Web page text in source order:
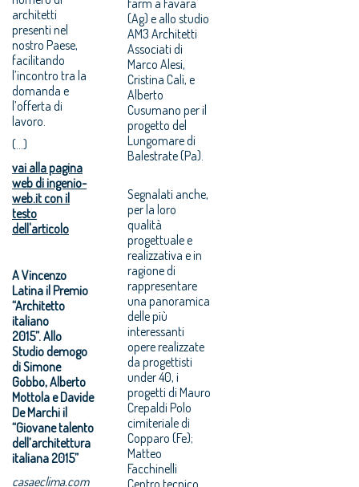
architetti
presenti nel
nostro Paese,
facilitando
l’incontro tra la
domanda e
l’offerta di
lavoro.
(...)
vai alla pagina
web di ingenio-
web.it con il
testo
dell'articolo
A Vincenzo
Latina il Premio
“Architetto
italiano
2015”.Allo
Studio demogo
di Simone
Gobbo, Alberto
Mottola e Davide
De Marchi il
“Giovane talento
dell’architettura
italiana 2015”
casaeclima.com
(Ag) e allo studio
AM3 Architetti
Associati di
Marco Alesi,
Cristina Calì, e
Alberto
Cusumano per il
progetto del
Lungomare di
Balestrate (Pa).
Segnalati anche,
per la loro
qualità
progettuale e
realizzativa e in
ragione di
rappresentare
una panoramica
delle più
interessanti
opere realizzate
da progettisti
under 40, i
progetti di Mauro
Crepaldi Polo
cimiteriale di
Copparo (Fe);
Matteo
Facchinelli
Centro tecnico